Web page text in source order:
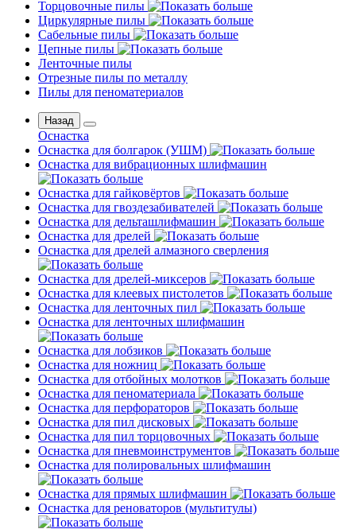
Торцовочные пилы
Циркулярные пилы
Сабельные пилы
Цепные пилы
Ленточные пилы
Отрезные пилы по металлу
Пилы для пеноматериалов
Назад
Оснастка
Оснастка для болгарок (УШМ)
Оснастка для вибрационных шлифмашин
Оснастка для гайковёртов
Оснастка для гвоздезабивателей
Оснастка для дельташлифмашин
Оснастка для дрелей
Оснастка для дрелей алмазного сверления
Оснастка для дрелей-миксеров
Оснастка для клеевых пистолетов
Оснастка для ленточных пил
Оснастка для ленточных шлифмашин
Оснастка для лобзиков
Оснастка для ножниц
Оснастка для отбойных молотков
Оснастка для пеноматериала
Оснастка для перфораторов
Оснастка для пил дисковых
Оснастка для пил торцовочных
Оснастка для пневмоинструментов
Оснастка для полировальных шлифмашин
Оснастка для прямых шлифмашин
Оснастка для реноваторов (мультитулы)